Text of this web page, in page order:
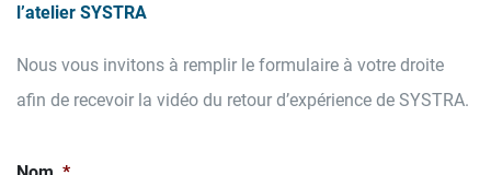
l’atelier SYSTRA
Nous vous invitons à remplir le formulaire à votre droite
afin de recevoir la vidéo du retour d’expérience de SYSTRA.